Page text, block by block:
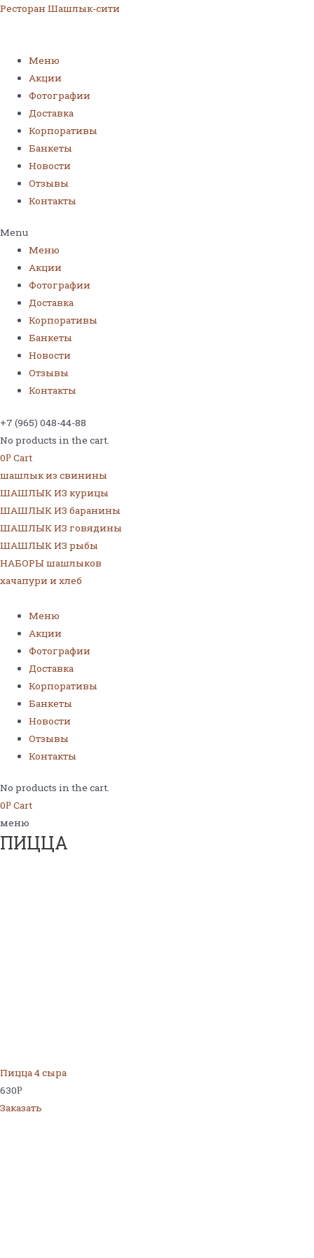
Ресторан Шашлык-сити
Меню
Акции
Фотографии
Доставка
Корпоративы
Банкеты
Новости
Отзывы
Контакты
Menu
Меню
Акции
Фотографии
Доставка
Корпоративы
Банкеты
Новости
Отзывы
Контакты
+7 (965) 048-44-88
No products in the cart.
0Р Cart
шашлык из свинины
ШАШЛЫК ИЗ курицы
ШАШЛЫК ИЗ баранины
ШАШЛЫК ИЗ говядины
ШАШЛЫК ИЗ рыбы
НАБОРЫ шашлыков
хачапури и хлеб
Меню
Акции
Фотографии
Доставка
Корпоративы
Банкеты
Новости
Отзывы
Контакты
No products in the cart.
0Р Cart
меню
ПИЦЦА
Пицца 4 сыра
630Р
Заказать